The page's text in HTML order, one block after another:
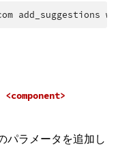
add_suggestions
<component>
パラメータを追加し